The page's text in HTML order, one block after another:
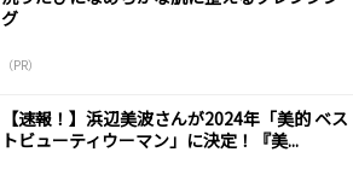
グ
（PR）
【速報！】浜辺美波さんが2024年「美的 ベス
トビューティウーマン」に決定！『美...